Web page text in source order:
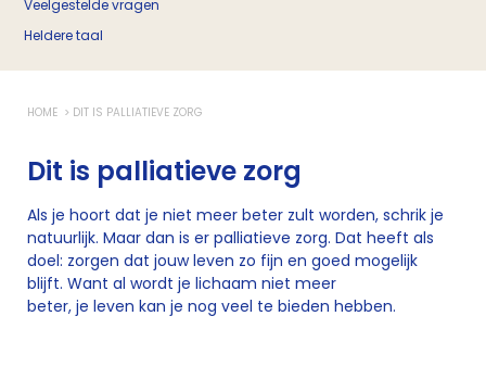
Veelgestelde vragen
Heldere taal
HOME DIT IS PALLIATIEVE ZORG
Dit is palliatieve zorg
Als je hoort dat je niet meer beter zult worden, schrik je
natuurlijk. Maar dan is er palliatieve zorg. Dat heeft als
doel: zorgen dat jouw leven zo fijn en goed mogelijk
blijft. Want al wordt je lichaam niet meer
beter, je leven kan je nog veel te bieden hebben.